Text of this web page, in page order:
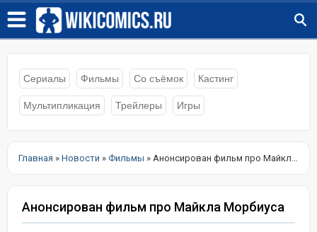
Сериалы Фильмы Со съёмок Кастинг
Мультипликация Трейлеры Игры
Главная » Новости » Фильмы » Анонсирован фильм про Майкла Морбиуса
Анонсирован фильм про Майкла Морбиуса